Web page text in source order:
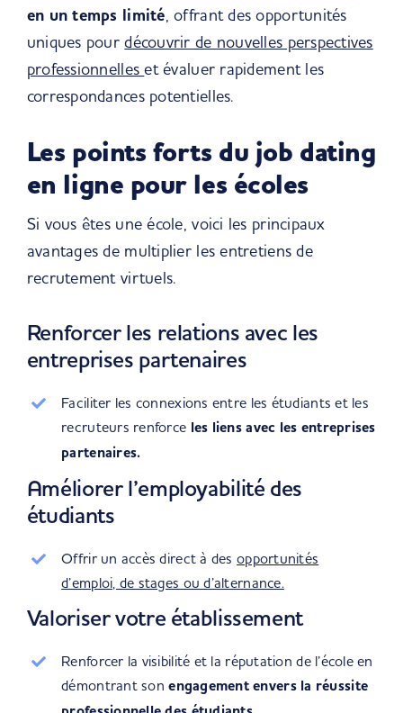
en un temps limité, offrant des opportunités
uniques pourdécouvrir de nouvelles perspectives
professionnelleset évaluer rapidement les
correspondances potentielles.
Les points forts du job dating
en ligne pour les écoles
Si vous êtes une école, voici les principaux
avantages de multiplier les entretiens de
recrutement virtuels.
Renforcer les relations avec les
entreprises partenaires
Faciliter les connexions entre les étudiants et les
recruteurs renforce les liens avec les entreprises
partenaires.
Améliorer l’employabilité des
étudiants
Offrir un accès direct à desopportunités
d’emploi, de stages ou d’alternance.
Valoriser votre établissement
Renforcer la visibilité et la réputation de l’école en
démontrant sonengagement envers la réussite